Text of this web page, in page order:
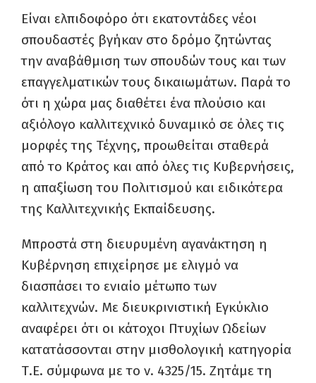
Είναι ελπιδοφόρο ότι εκατοντάδες νέοι
σπουδαστές βγήκαν στο δρόμο ζητώντας
την αναβάθμιση των σπουδών τους και των
επαγγελματικών τους δικαιωμάτων. Παρά το
ότι η χώρα μας διαθέτει ένα πλούσιο και
αξιόλογο καλλιτεχνικό δυναμικό σε όλες τις
μορφές της Τέχνης, προωθείται σταθερά
από το Κράτος και από όλες τις Κυβερνήσεις,
η απαξίωση του Πολιτισμού και ειδικότερα
της Καλλιτεχνικής Εκπαίδευσης.
Μπροστά στη διευρυμένη αγανάκτηση η
Κυβέρνηση επιχείρησε με ελιγμό να
διασπάσει το ενιαίο μέτωπο των
καλλιτεχνών. Με διευκρινιστική Εγκύκλιο
αναφέρει ότι οι κάτοχοι Πτυχίων Ωδείων
κατατάσσονται στην μισθολογική κατηγορία
Τ.Ε. σύμφωνα με το ν. 4325/15. Ζητάμε τη